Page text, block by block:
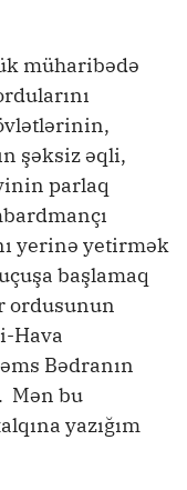
müharibədə
şəksiz əqli,
parlaq
yerinə yetirmək
başlamaq
ordusunun
Hava
Bədranın
Mən bu
yazığım